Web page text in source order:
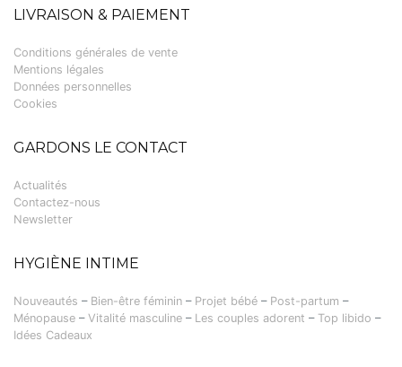
LIVRAISON & PAIEMENT
Conditions générales de vente
Mentions légales
Données personnelles
Cookies
GARDONS LE CONTACT
Actualités
Contactez-nous
Newsletter
HYGIÈNE INTIME
Nouveautés – Bien-être féminin – Projet bébé – Post-partum –
Ménopause – Vitalité masculine – Les couples adorent – Top libido –
Idées Cadeaux